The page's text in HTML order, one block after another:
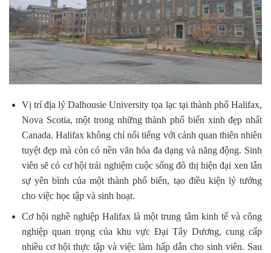
Vị trí địa lý Dalhousie University tọa lạc tại thành phố Halifax,
Nova Scotia, một trong những thành phố biển xinh đẹp nhất
Canada. Halifax không chỉ nổi tiếng với cảnh quan thiên nhiên
tuyệt đẹp mà còn có nền văn hóa đa dạng và năng động. Sinh
viên sẽ có cơ hội trải nghiệm cuộc sống đô thị hiện đại xen lẫn
sự yên bình của một thành phố biển, tạo điều kiện lý tưởng
cho việc học tập và sinh hoạt.
Cơ hội nghề nghiệp Halifax là một trung tâm kinh tế và công
nghiệp quan trọng của khu vực Đại Tây Dương, cung cấp
nhiều cơ hội thực tập và việc làm hấp dẫn cho sinh viên. Sau